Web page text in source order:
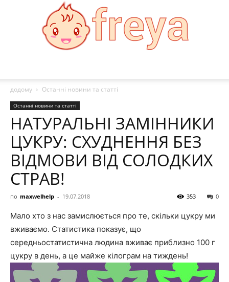
Мода,
здоровя,
та
додому Останні новини та статті
Останні новини та статті
НАТУРАЛЬНІ ЗАМІННИКИ
ЦУКРУ: СХУДНЕННЯ БЕЗ
ВІДМОВИ ВІД СОЛОДКИХ
СТРАВ!
по maxwelhelp - 19.07.2018 0
353
Мало хто з нас замислюється про те, скільки цукру ми
вживаємо. Статистика показує, що
середньостатистична людина вживає приблизно 100 г
цукру в день, а це майже кілограм на тиждень!